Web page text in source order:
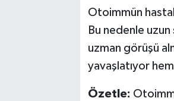
Otoimmün
Bu nedenle
uzman görüşü
yavaşlatıyor
Özetle: